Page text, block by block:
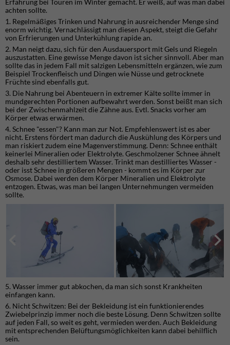
achten sollte.
1. Regelmäßiges Trinken und Nahrung in ausreichender Menge sind
enorm wichtig. Vernachlässigt man diesen Aspekt, steigt die Gefahr
von Erfrierungen und Unterkühlung rapide an.
2. Man neigt dazu, sich für den Ausdauersport mit Gels und Riegeln
auszustatten. Eine gewisse Menge davon ist sicher sinnvoll. Aber man
sollte das in jedem Fall mit salzigen Lebensmitteln ergänzen, wie zum
Beispiel Trockenfleisch und Dingen wie Nüsse und getrocknete
Früchte sind ebenfalls gut.
3. Die Nahrung bei Abenteuern in extremer Kälte sollte immer in
mundgerechten Portionen aufbewahrt werden. Sonst beißt man sich
bei der Zwischenmahlzeit die Zähne aus. Evtl. Snacks vorher am
Körper etwas erwärmen.
4. Schnee "essen"? Kann man zur Not. Empfehlenswert ist es aber
nicht. Erstens fördert man dadurch die Auskühlung des Körpers und
man riskiert zudem eine Magenverstimmung. Denn: Schnee enthält
keinerlei Mineralien oder Elektrolyte. Geschmolzener Schnee ähnelt
deshalb sehr destilliertem Wasser. Trinkt man destilliertes Wasser -
oder isst Schnee in größeren Mengen - kommt es im Körper zur
Osmose. Dabei werden dem Körper Mineralien und Elektrolyte
entzogen. Etwas, was man bei langen Unternehmungen vermeiden
sollte.
5. Wasser immer gut abkochen, da man sich sonst Krankheiten
einfangen kann.
6. Nicht Schwitzen: Bei der Bekleidung ist ein funktionierendes
Zwiebelprinzip immer noch die beste Lösung. Denn Schwitzen sollte
auf jeden Fall, so weit es geht, vermieden werden. Auch Bekleidung
mit entsprechenden Belüftungsmöglichkeiten kann dabei behilflich
sein.